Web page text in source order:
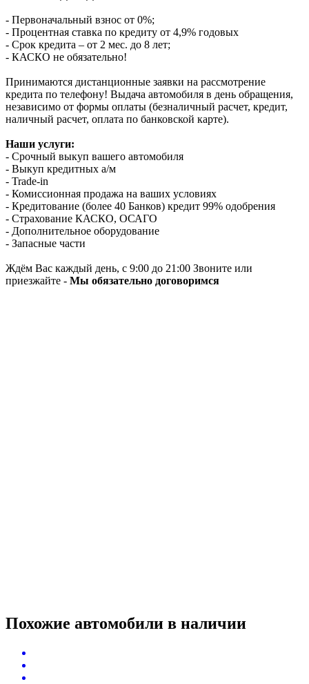
- Первоначальный взнос от 0%;
- Процентная ставка по кредиту от 4,9% годовых
- Срок кредита – от 2 мес. до 8 лет;
- КАСКО не обязательно!
Принимаются дистанционные заявки на рассмотрение
кредита по телефону! Выдача автомобиля в день обращения,
независимо от формы оплаты (безналичный расчет, кредит,
наличный расчет, оплата по банковской карте).
Наши услуги:
- Срочный выкуп вашего автомобиля
- Выкуп кредитных а/м
- Trade-in
- Комиссионная продажа на ваших условиях
- Кредитование (более 40 Банков) кредит 99% одобрения
- Страхование КАСКО, ОСАГО
- Дополнительное оборудование
- Запасные части
Ждём Вас каждый день, с 9:00 до 21:00 Звоните или
приезжайте - Мы обязательно договоримся
Похожие автомобили в наличии